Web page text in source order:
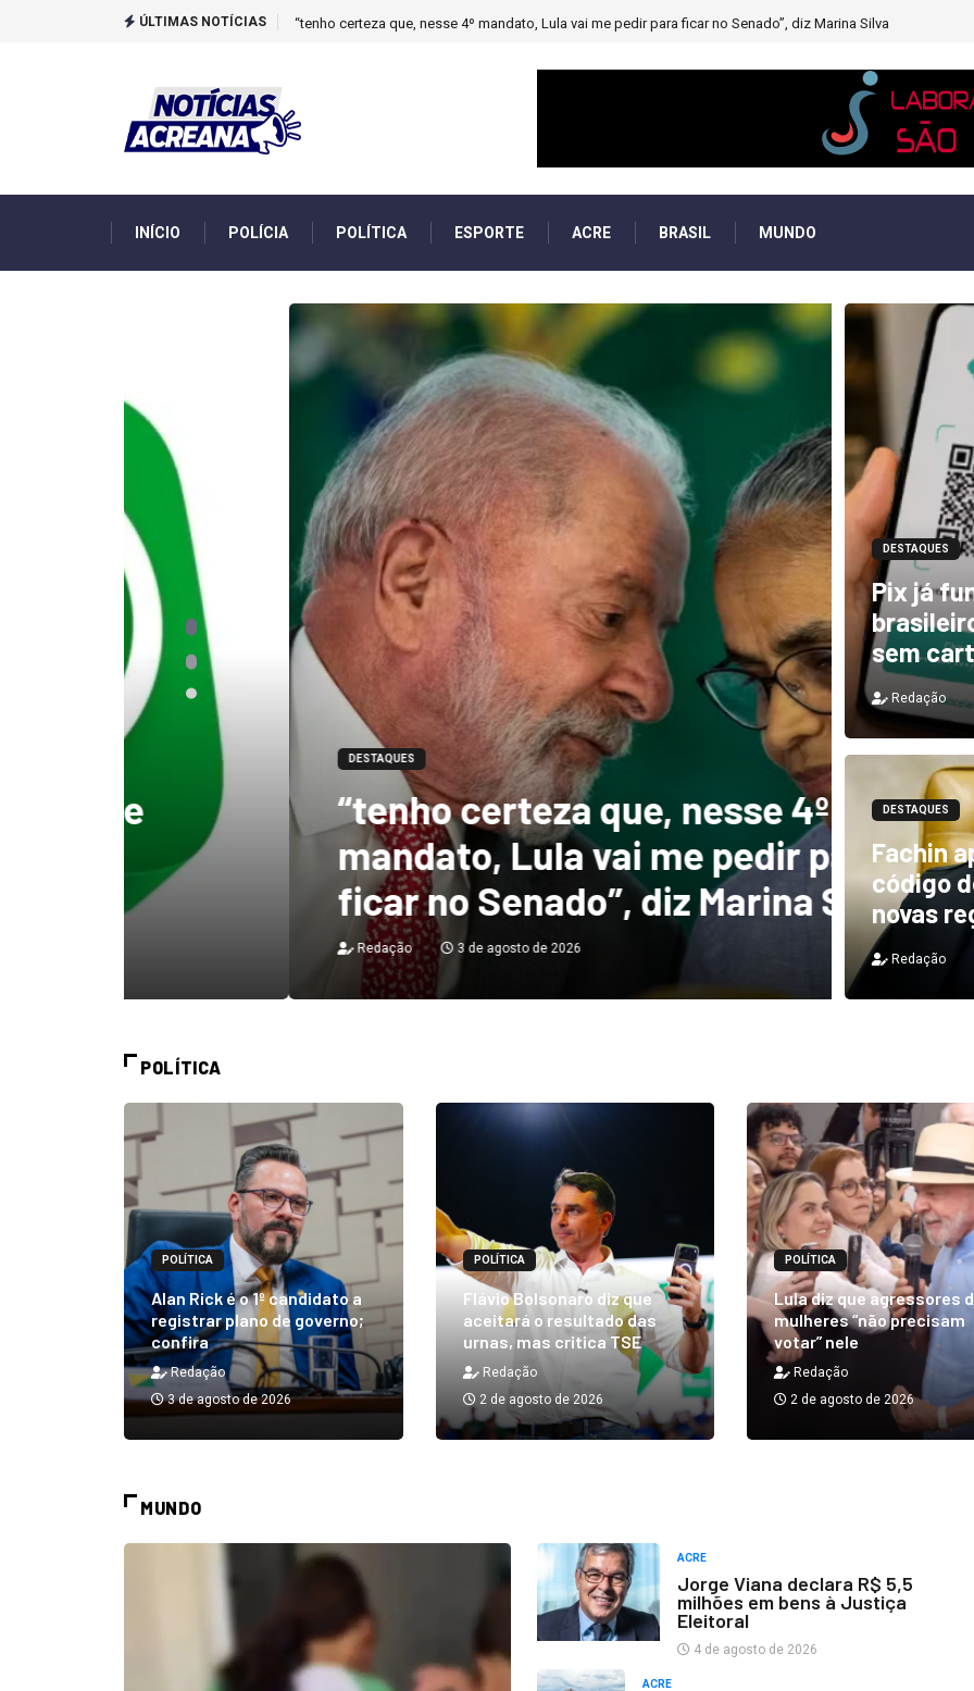
ÚLTIMAS NOTÍCIAS Novo boletim indica El Niño ‘muito forte’ diminuindo chuvas e provocando secas de rios
INÍCIO POLÍCIA POLÍTICA ESPORTE ACRE BRASIL MUNDO
DESTAQUES
“tenho certeza que, nesse 4º
mandato, Lula vai me pedir para
ficar no Senado”, diz Marina Silva
3 de agosto de 2026
DESTAQUES
DESTAQUES
Pix já
sem
Redação
DESTAQUES
Fachin
código
novas
Redação
POLÍTICA
POLÍTICA
Alan Rick é o 1º candidato a
registrar plano de governo;
confira
Redação
3 de agosto de 2026
POLÍTICA
Flávio Bolsonaro diz que
aceitará o resultado das
urnas, mas critica TSE
Redação
2 de agosto de 2026
POLÍTICA
Lula diz que agressores
mulheres “não precisam
votar” nele
Redação
2 de agosto de 2026
MUNDO
ACRE
Jorge Viana declara R$ 5,5
milhões em bens à Justiça
Eleitoral
4 de agosto de 2026
ACRE